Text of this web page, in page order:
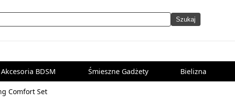
Szukaj
Akcesoria BDSM Śmieszne Gadżety Bielizna
Comfort Set